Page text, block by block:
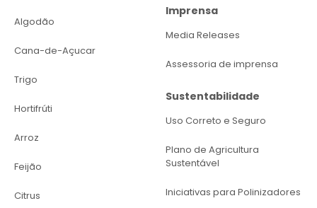
Algodão
Cana-de-Açucar
Trigo
Hortifrúti
Arroz
Feijão
Citrus
Imprensa
Media Releases
Assessoria de imprensa
Sustentabilidade
Uso Correto e Seguro
Plano de Agricultura
Sustentável
Iniciativas para Polinizadores